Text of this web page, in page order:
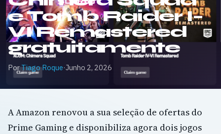
e Tomb Raider I–
VI Remastered
gratuitamente
PorTiago Roque·Junho 2, 2026
A Amazon renovou a sua seleção de ofertas do
Prime Gaming e disponibiliza agora dois jogos